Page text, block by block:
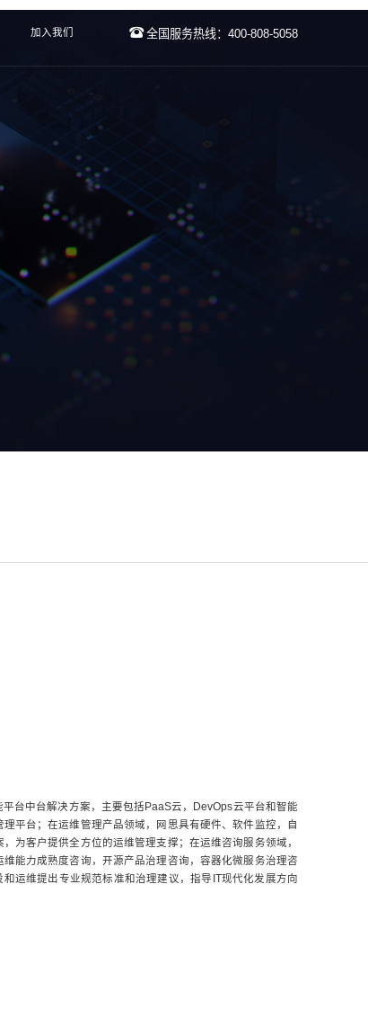
加入我们 全国服务热线：400-808-5058
台中台解决方案，主要包括PaaS云，DevOps云平台和智能
平台；在运维管理产品领域，网思具有硬件、软件监控，自
为客户提供全方位的运维管理支撑；在运维咨询服务领域，
能力成熟度咨询，开源产品治理咨询，容器化微服务治理咨
运维提出专业规范标准和治理建议，指导IT现代化发展方向